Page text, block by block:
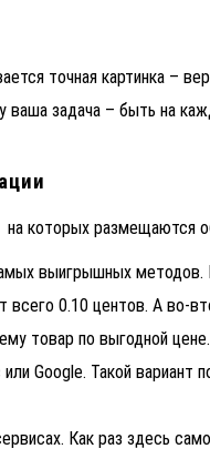
точная картинка –
ваша задача – быть на
которых размещаются
выигрышных методов.
всего 0.10 центов. А во-
товар по выгодной цене.
Google. Такой вариант
Как раз здесь